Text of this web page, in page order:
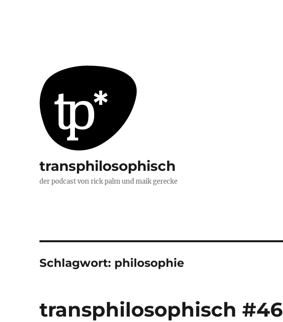
transphilosophisch
der podcast von rick palm und maik gerecke
Schlagwort: philosophie
transphilosophisch #46